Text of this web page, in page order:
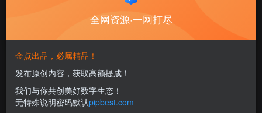
修复版】最新整理特色服务端_热血花
园_海岛遗迹_蛮荒遗迹
游戏源码
全网资源·一网打尽
金点出品，必属精品！
发布原创内容，获取高额提成！
我们与你共创美好数字生态！
无特殊说明密码默认pipbest.com